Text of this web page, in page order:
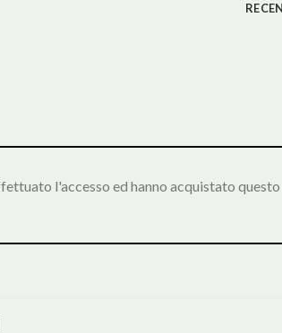
l'accesso ed hanno acquistato